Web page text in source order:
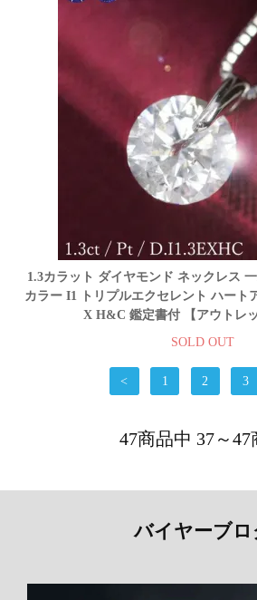
1.3カラット ダイヤモンド ネックレス
カラー I1 トリプルエクセレント ハート
X H&C 鑑定書付 【アウトレッ
SOLD OUT
< 1 2 3
47商品中 37～47
バイヤーブロ